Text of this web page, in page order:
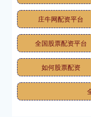
庄牛网配资平台
全国股票配资平台
如何股票配资